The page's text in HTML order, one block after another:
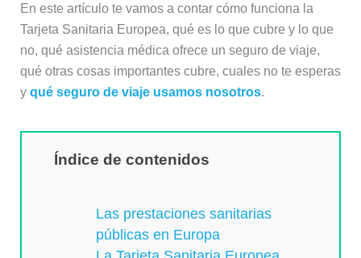
En este artículo te vamos a contar cómo funciona la
Tarjeta Sanitaria Europea, qué es lo que cubre y lo que
no, qué asistencia médica ofrece un seguro de viaje,
qué otras cosas importantes cubre, cuales no te esperas
y qué seguro de viaje usamos nosotros.
Índice de contenidos
Las prestaciones sanitarias
públicas en Europa